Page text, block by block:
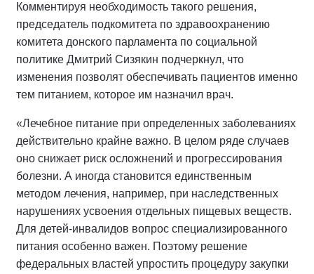
Комментируя необходимость такого решения,
председатель подкомитета по здравоохранению
комитета донского парламента по социальной
политике Дмитрий Сизякин подчеркнул, что
изменения позволят обеспечивать пациентов именно
тем питанием, которое им назначил врач.
«Лечебное питание при определенных заболеваниях
действительно крайне важно. В целом ряде случаев
оно снижает риск осложнений и прогрессирования
болезни. А иногда становится единственным
методом лечения, например, при наследственных
нарушениях усвоения отдельных пищевых веществ.
Для детей-инвалидов вопрос специализированного
питания особенно важен. Поэтому решение
федеральных властей упростить процедуру закупки